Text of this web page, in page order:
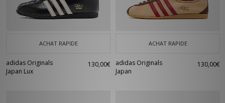
ACHAT RAPIDE
adidas Originals
Japan Lux
130,00€
ACHAT RAPIDE
adidas Originals
Japan
130,00€